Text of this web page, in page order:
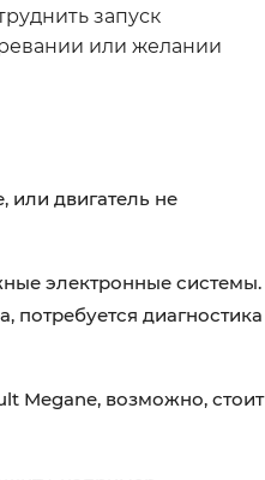
запуск
или желании
или двигатель не
электронные системы.
диагностика
Megane, возможно, стоит